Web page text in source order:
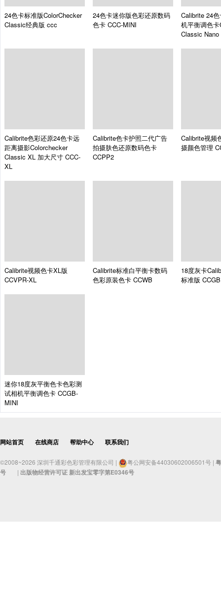
24色卡标准版ColorChecker
Classic经典版 ccc
24色卡迷你版色彩还原数码
色卡 CCC-MINI
Calibrite 24
机平衡调色
Classic Nano
Calibrite色彩还原24色卡远
距离摄影Colorchecker
Classic XL 加大尺寸 CCC-
XL
Calibrite色卡护照二代广告
拍摄肤色还原数码色卡
CCPP2
Calibrite视频
摄颜色管理
Calibrite视频色卡XL版
CCVPR-XL
Calibrite标准白平衡卡数码
色彩原装色卡 CCWB
18度灰卡
标准版 CCGB
迷你18度灰平衡色卡色彩测
试相机平衡调色卡 CCGB-
MINI
网站首页 在线商店 帮助中心 联系我们
©2008~2026 深圳千通彩色彩管理有限公司 | 粤公网安备44030602006501号 |
号
| 出版物经营许可证 新出发宝零字第E0346号